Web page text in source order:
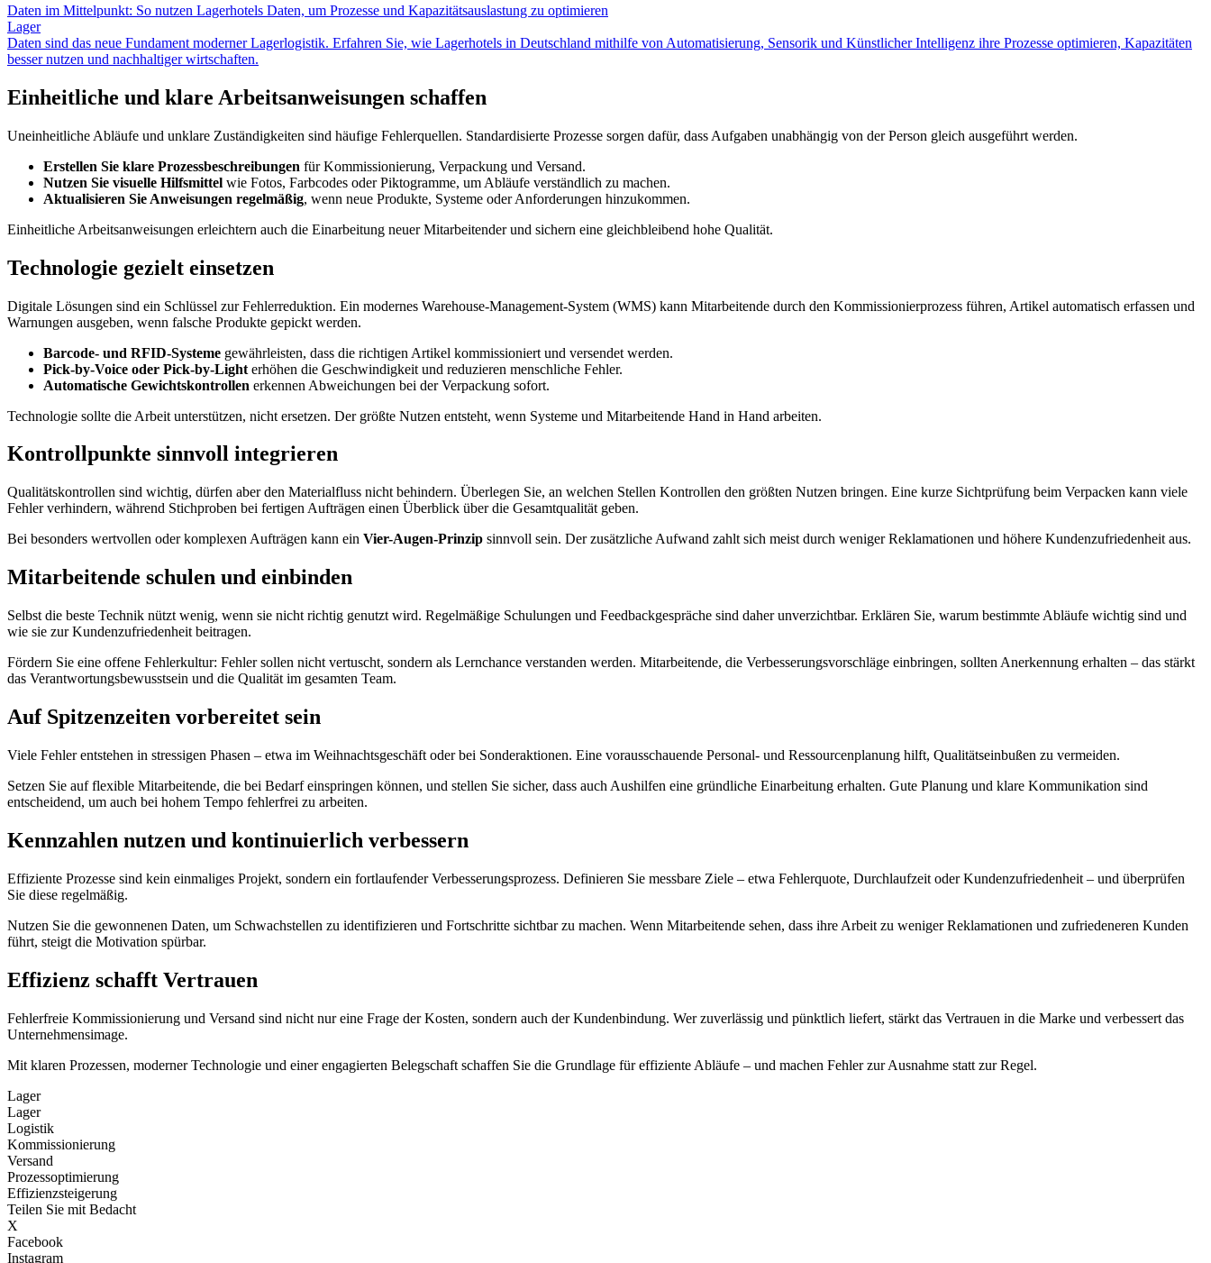
Daten im Mittelpunkt: So nutzen Lagerhotels Daten, um Prozesse und Kapazitätsauslastung zu optimieren
Lager
Daten sind das neue Fundament moderner Lagerlogistik. Erfahren Sie, wie Lagerhotels in Deutschland mithilfe von Automatisierung, Sensorik und Künstlicher Intelligenz ihre Prozesse optimieren, Kapazitäten
besser nutzen und nachhaltiger wirtschaften.
Einheitliche und klare Arbeitsanweisungen schaffen
Uneinheitliche Abläufe und unklare Zuständigkeiten sind häufige Fehlerquellen. Standardisierte Prozesse sorgen dafür, dass Aufgaben unabhängig von der Person gleich ausgeführt werden.
Erstellen Sie klare Prozessbeschreibungen für Kommissionierung, Verpackung und Versand.
Nutzen Sie visuelle Hilfsmittel wie Fotos, Farbcodes oder Piktogramme, um Abläufe verständlich zu machen.
Aktualisieren Sie Anweisungen regelmäßig, wenn neue Produkte, Systeme oder Anforderungen hinzukommen.
Einheitliche Arbeitsanweisungen erleichtern auch die Einarbeitung neuer Mitarbeitender und sichern eine gleichbleibend hohe Qualität.
Technologie gezielt einsetzen
Digitale Lösungen sind ein Schlüssel zur Fehlerreduktion. Ein modernes Warehouse-Management-System (WMS) kann Mitarbeitende durch den Kommissionierprozess führen, Artikel automatisch erfassen und
Warnungen ausgeben, wenn falsche Produkte gepickt werden.
Barcode- und RFID-Systeme gewährleisten, dass die richtigen Artikel kommissioniert und versendet werden.
Pick-by-Voice oder Pick-by-Light erhöhen die Geschwindigkeit und reduzieren menschliche Fehler.
Automatische Gewichtskontrollen erkennen Abweichungen bei der Verpackung sofort.
Technologie sollte die Arbeit unterstützen, nicht ersetzen. Der größte Nutzen entsteht, wenn Systeme und Mitarbeitende Hand in Hand arbeiten.
Kontrollpunkte sinnvoll integrieren
Qualitätskontrollen sind wichtig, dürfen aber den Materialfluss nicht behindern. Überlegen Sie, an welchen Stellen Kontrollen den größten Nutzen bringen. Eine kurze Sichtprüfung beim Verpacken kann viele
Fehler verhindern, während Stichproben bei fertigen Aufträgen einen Überblick über die Gesamtqualität geben.
Bei besonders wertvollen oder komplexen Aufträgen kann ein Vier-Augen-Prinzip sinnvoll sein. Der zusätzliche Aufwand zahlt sich meist durch weniger Reklamationen und höhere Kundenzufriedenheit aus.
Mitarbeitende schulen und einbinden
Selbst die beste Technik nützt wenig, wenn sie nicht richtig genutzt wird. Regelmäßige Schulungen und Feedbackgespräche sind daher unverzichtbar. Erklären Sie, warum bestimmte Abläufe wichtig sind und
wie sie zur Kundenzufriedenheit beitragen.
Fördern Sie eine offene Fehlerkultur: Fehler sollen nicht vertuscht, sondern als Lernchance verstanden werden. Mitarbeitende, die Verbesserungsvorschläge einbringen, sollten Anerkennung erhalten – das stärkt
das Verantwortungsbewusstsein und die Qualität im gesamten Team.
Auf Spitzenzeiten vorbereitet sein
Viele Fehler entstehen in stressigen Phasen – etwa im Weihnachtsgeschäft oder bei Sonderaktionen. Eine vorausschauende Personal- und Ressourcenplanung hilft, Qualitätseinbußen zu vermeiden.
Setzen Sie auf flexible Mitarbeitende, die bei Bedarf einspringen können, und stellen Sie sicher, dass auch Aushilfen eine gründliche Einarbeitung erhalten. Gute Planung und klare Kommunikation sind
entscheidend, um auch bei hohem Tempo fehlerfrei zu arbeiten.
Kennzahlen nutzen und kontinuierlich verbessern
Effiziente Prozesse sind kein einmaliges Projekt, sondern ein fortlaufender Verbesserungsprozess. Definieren Sie messbare Ziele – etwa Fehlerquote, Durchlaufzeit oder Kundenzufriedenheit – und überprüfen
Sie diese regelmäßig.
Nutzen Sie die gewonnenen Daten, um Schwachstellen zu identifizieren und Fortschritte sichtbar zu machen. Wenn Mitarbeitende sehen, dass ihre Arbeit zu weniger Reklamationen und zufriedeneren Kunden
führt, steigt die Motivation spürbar.
Effizienz schafft Vertrauen
Fehlerfreie Kommissionierung und Versand sind nicht nur eine Frage der Kosten, sondern auch der Kundenbindung. Wer zuverlässig und pünktlich liefert, stärkt das Vertrauen in die Marke und verbessert das
Unternehmensimage.
Mit klaren Prozessen, moderner Technologie und einer engagierten Belegschaft schaffen Sie die Grundlage für effiziente Abläufe – und machen Fehler zur Ausnahme statt zur Regel.
Lager
Lager
Logistik
Kommissionierung
Versand
Prozessoptimierung
Effizienzsteigerung
Teilen Sie mit Bedacht
X
Facebook
Instagram